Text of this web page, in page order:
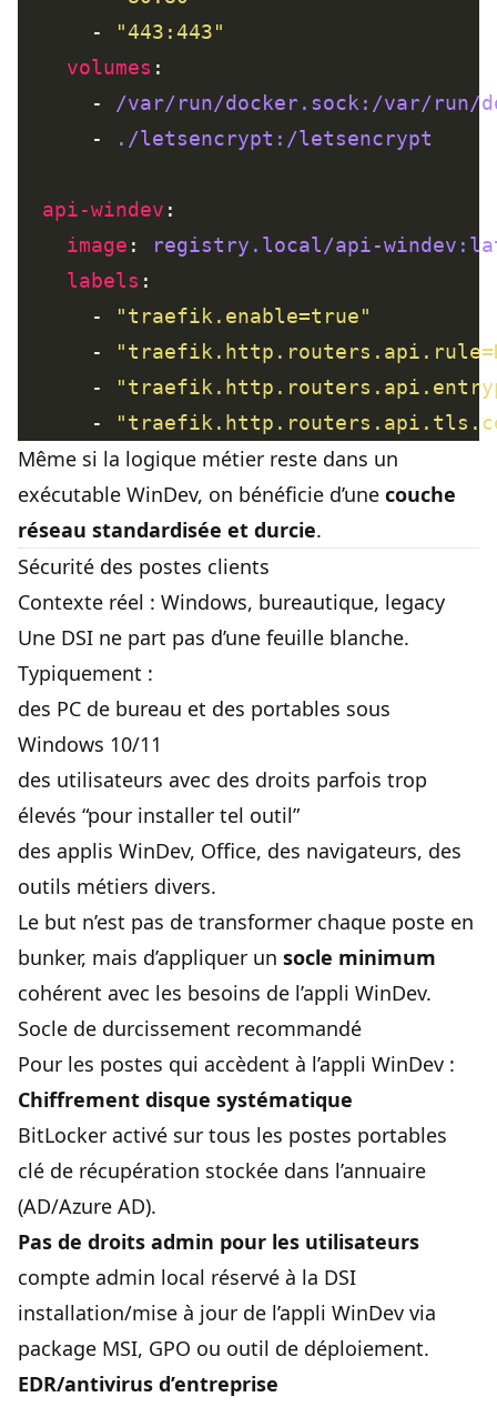
      -
"443:443"
volumes
      -
/var/run/docker.sock:/var/run/
      -
./letsencrypt:/letsencrypt
api-windev
image :
registry.local/api-
labels
      -
"traefik.enable=true"
      -
      -
      -
Même si la logique métier reste dans un
exécutable WinDev, on bénéficie d’une couche
réseau standardisée et durcie.
Sécurité des postes clients
Contexte réel : Windows, bureautique, legacy
Une DSI ne part pas d’une feuille blanche.
Typiquement :
des PC de bureau et des portables sous
Windows 10/11
des utilisateurs avec des droits parfois trop
élevés “pour installer tel outil”
des applis WinDev, Office, des navigateurs, des
outils métiers divers.
Le but n’est pas de transformer chaque poste en
bunker, mais d’appliquer un socle minimum
cohérent avec les besoins de l’appli WinDev.
Socle de durcissement recommandé
Pour les postes qui accèdent à l’appli WinDev :
Chiffrement disque systématique
BitLocker activé sur tous les postes portables
clé de récupération stockée dans l’annuaire
(AD/Azure AD).
Pas de droits admin pour les utilisateurs
compte admin local réservé à la DSI
installation/mise à jour de l’appli WinDev via
package MSI, GPO ou outil de déploiement.
EDR/antivirus d’entreprise